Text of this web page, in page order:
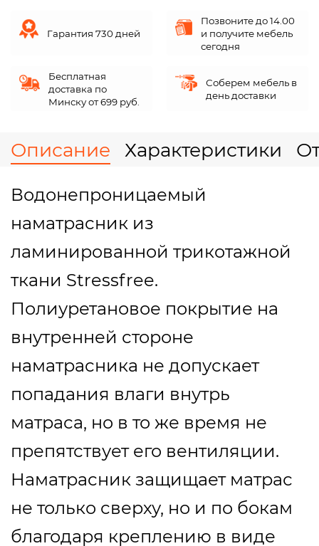
Гарантия 730 дней
Позвоните до 14.00
и получите мебель
сегодня
Бесплатная
доставка по
Минску от 699 руб.
Соберем мебель в
день доставки
Описание Характеристики
Водонепроницаемый
наматрасник из
ламинированной трикотажной
ткани Stressfree.
Полиуретановое покрытие на
внутренней стороне
наматрасника не допускает
попадания влаги внутрь
матраса, но в то же время не
препятствует его вентиляции.
Наматрасник защищает матрас
не только сверху, но и по бокам
благодаря креплению в виде